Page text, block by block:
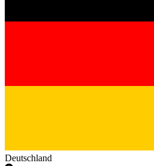
Deutschland